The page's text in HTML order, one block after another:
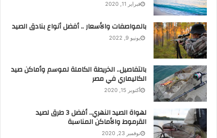
فبراير 11, 2020
بالمواصفات والأسعار .. أفضل أنواع بنادق الصيد
يونيو 9, 2022
بالتفاصيل.. الخريطة الكاملة لموسم وأماكن صيد
الكاليماري في مصر
أكتوبر 15, 2020
لهواة الصيد النهري.. أفضل 3 طرق لصيد
القرموط والأماكن المناسبة
نوفمبر 23, 2020